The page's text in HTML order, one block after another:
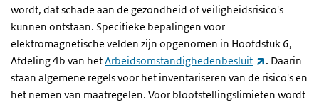
wordt, dat schade aan de gezondheid of veiligheidsrisico's
kunnen ontstaan. Specifieke bepalingen voor
elektromagnetische velden zijn opgenomen in Hoofdstuk 6,
Afdeling 4b van hetArbeidsomstandighedenbesluit (externe
. Daarin
staan algemene regels voor het inventariseren van de risico's en
het nemen van maatregelen. Voor blootstellingslimieten wordt